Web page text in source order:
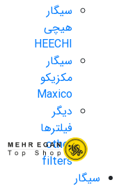
سیگار
هیچی
HEECHI
سیگار
مکزیکو
Maxico
دیگر
فیلترها
other
filters
سیگار